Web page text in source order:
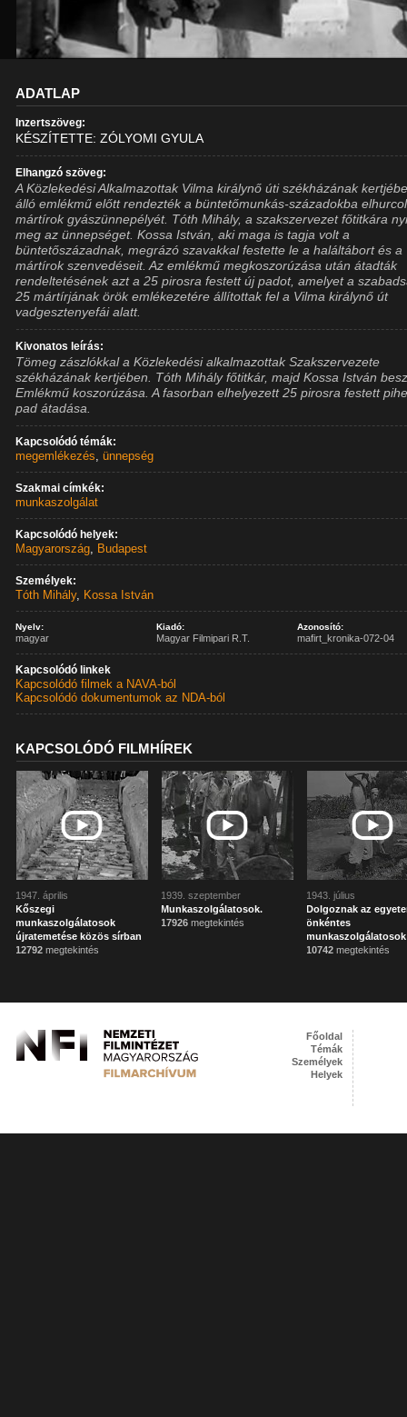
ADATLAP
Inzertszöveg:
KÉSZÍTETTE: ZÓLYOMI GYULA
Elhangzó szöveg:
A Közlekedési Alkalmazottak Vilma királynő úti székházának
álló emlékmű előtt rendezték a büntetőmunkás-századokba
mártírok gyászünnepélyét. Tóth Mihály, a szakszervezet főtitkára
meg az ünnepséget. Kossa István, aki maga is tagja volt a
büntetőszázadnak, megrázó szavakkal festette le a haláltábort és a
mártírok szenvedéseit. Az emlékmű megkoszorúzása után átadták
rendeltetésének azt a 25 pirosra festett új padot, amelyet a
25 mártírjának örök emlékezetére állítottak fel a Vilma királynő út
vadgesztenyefái alatt.
Kivonatos leírás:
Tömeg zászlókkal a Közlekedési alkalmazottak Szakszervezete
székházának kertjében. Tóth Mihály főtitkár, majd Kossa István
Emlékmű koszorúzása. A fasorban elhelyezett 25 pirosra festett
pad átadása.
Kapcsolódó témák:
megemlékezés,ünnepség
Szakmai címkék:
munkaszolgálat
Kapcsolódó helyek:
Magyarország, Budapest
Személyek:
Tóth Mihály, Kossa István
Nyelv:
magyar
Kiadó:
Magyar Filmipari R.T.
Azonosító:
mafirt_kronika-072-04
Kapcsolódó linkek
Kapcsolódó filmek a NAVA-ból
Kapcsolódó dokumentumok az NDA-ból
KAPCSOLÓDÓ FILMHÍREK
1947. április
Kőszegi
munkaszolgálatosok
újratemetése közös sírban
12792 megtekintés
1939. szeptember
Munkaszolgálatosok.
17926 megtekintés
1943. július
Dolgoznak az
önkéntes
munkaszolgálatosok
10742 megtekintés
Főoldal
Témák
Személyek
Helyek